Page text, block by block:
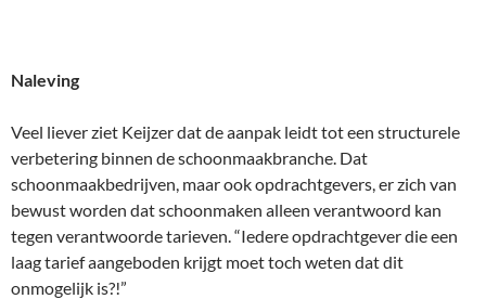
Naleving
Veel liever ziet Keijzer dat de aanpak leidt tot een structurele
verbetering binnen de schoonmaakbranche. Dat
schoonmaakbedrijven, maar ook opdrachtgevers, er zich van
bewust worden dat schoonmaken alleen verantwoord kan
tegen verantwoorde tarieven. “Iedere opdrachtgever die een
laag tarief aangeboden krijgt moet toch weten dat dit
onmogelijk is?!”